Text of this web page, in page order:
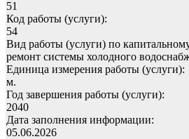
51
Код работы (услуги):
54
Вид работы (услуги) по
ремонт системы холодного
Единица измерения работы (услуги):
м.
Год завершения работы (услуги):
2040
Дата заполнения информации:
05.06.2026